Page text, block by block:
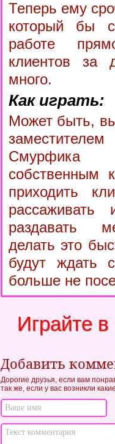
Теперь ему
который бы
работе
клиентов за
много.
Как играть:
Может быть,
собственным
приходить
раздавать
делать это
будут ждать
больше не
Играйте
Добавить
Дорогие друзья, если вам
так же, если у вас возникли